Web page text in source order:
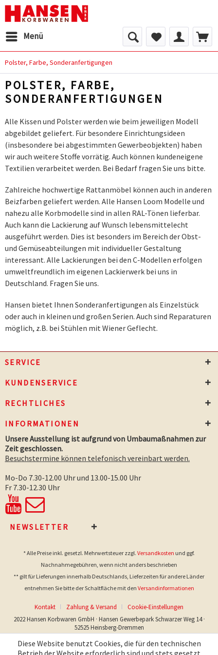
Menü
Polster, Farbe, Sonderanfertigungen
POLSTER, FARBE,
SONDERANFERTIGUNGEN
Alle Kissen und Polster werden wie beim jeweiligen Modell
abgebildet geliefert. Für besondere Einrichtungsideen
(insbesondere bei abgestimmten Gewerbeobjekten) haben
wir auch weitere Stoffe vorrätig. Auch können kundeneigene
Textilien verarbeitet werden. Bei Bedarf fragen Sie uns bitte.
Zahlreiche hochwertige Rattanmöbel können auch in anderen
Beizfarben geliefert werden. Alle Hansen Loom Modelle und
nahezu alle Korbmodelle sind in allen RAL-Tönen lieferbar.
Auch kann die Lackierung auf Wunsch lebensmittelecht
ausgeführt werden. Dies ist besonders im Bereich der Obst-
und Gemüseabteilungen mit individueller Gestaltung
interessant. Alle Lackierungen bei den C-Modellen erfolgen
umweltfreundlich im eigenen Lackierwerk bei uns in
Deutschland. Fragen Sie uns.
Hansen bietet Ihnen Sonderanfertigungen als Einzelstück
oder auch in kleinen und großen Serien. Auch sind Reparaturen
möglich, z.B. bei Stühlen mit Wiener Geflecht.
SERVICE
KUNDENSERVICE
RECHTLICHES
INFORMATIONEN
Unsere Ausstellung ist aufgrund von Umbaumaßnahmen zur
Zeit geschlossen.
Besuchstermine können telefonisch vereinbart werden.
Mo-Do 7.30-12.00 Uhr und 13.00-15.00 Uhr
Fr 7.30-12.30 Uhr
NEWSLETTER
* Alle Preise inkl. gesetzl. Mehrwertsteuer zzgl. Versandkosten und ggf.
Nachnahmegebühren, wenn nicht anders beschrieben
** gilt für Lieferungen innerhalb Deutschlands, Lieferzeiten für andere Länder
entnehmen Sie bitte der Schaltfläche mit den Versandinformationen
Kontakt Zahlung & Versand
Cookie-Einstellungen
2022 Hansen Korbwaren GmbH · Hansen Gewerbepark Schwarzer Weg 14 ·
52525 Heinsberg-Dremmen
Diese Website benutzt Cookies, die für den technischen
Betrieb der Website erforderlich sind und stets gesetzt